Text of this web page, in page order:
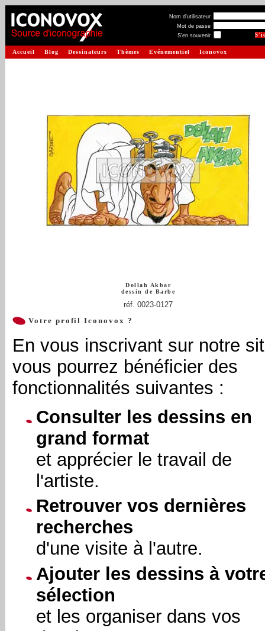
Nom d'utilisateur
Mot de passe
S'en souvenir
Accueil Blog Dessinateurs Thèmes Evénementiel Iconovox
Dollah Akbar
dessin de Barbe
réf. 0023-0127
Votre profil Iconovox ?
En vous inscrivant sur notre
vous pourrez bénéficier des
fonctionnalités suivantes :
Consulter les dessins en
grand format
et apprécier le travail de
l'artiste.
Retrouver vos dernières
recherches
d'une visite à l'autre.
Ajouter les dessins à
sélection
et les organiser dans vos